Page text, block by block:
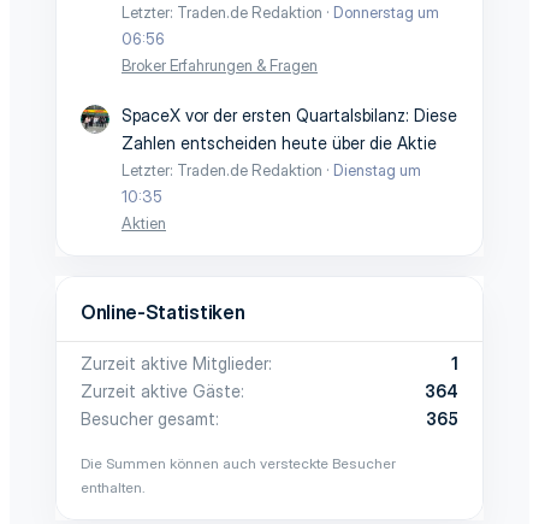
Letzter: Traden.de Redaktion
Donnerstag um
06:56
Broker Erfahrungen & Fragen
SpaceX vor der ersten Quartalsbilanz: Diese
Zahlen entscheiden heute über die Aktie
Letzter: Traden.de Redaktion
Dienstag um
10:35
Aktien
Online-Statistiken
Zurzeit aktive Mitglieder
1
Zurzeit aktive Gäste
364
Besucher gesamt
365
Die Summen können auch versteckte Besucher
enthalten.